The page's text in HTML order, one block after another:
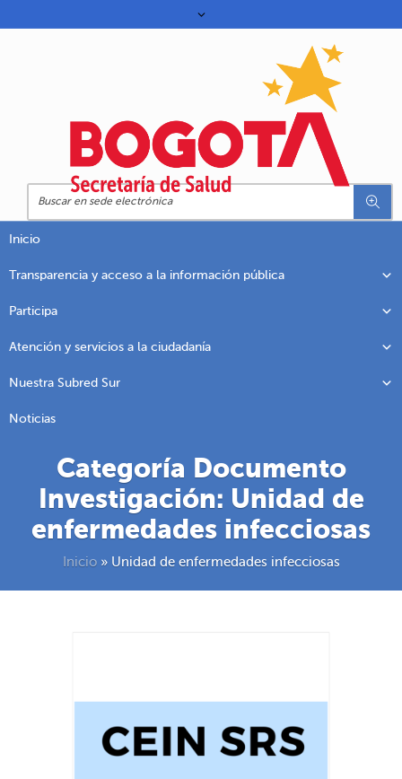
Inicio
Transparencia y acceso a la información pública
Participa
Atención y servicios a la ciudadanía
Nuestra Subred Sur
Noticias
Categoría Documento
Investigación: Unidad de
enfermedades infecciosas
Inicio» Unidad de enfermedades infecciosas